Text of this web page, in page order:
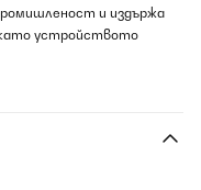
и издържа
устройството